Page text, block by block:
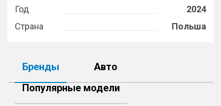
Год
2024
Страна
Польша
Бренды
Авто
Популярные модели